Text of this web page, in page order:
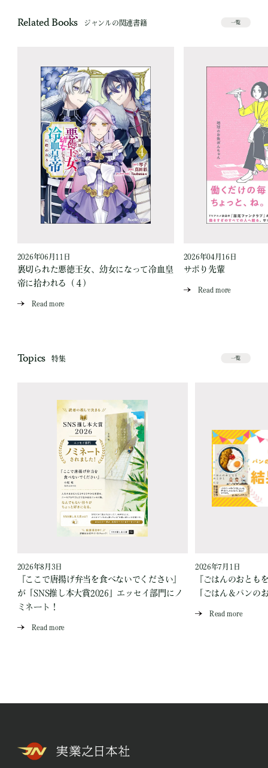
Related Books ジャンルの関連書籍 一覧
2026年06月11日
裏切られた悪徳王女、幼女になって冷血皇
帝に拾われる（４）
Read more
2026年04月16日
サボり先輩
Read more
Topics 特集 一覧
2026年8月3日
『ここで唐揚げ弁当を食べないでください』
が「SNS推し本大賞2026」エッセイ部門にノ
ミネート！
Read more
2026年7月1日
『ごはんのおとも
「ごはん＆パンの
Read more